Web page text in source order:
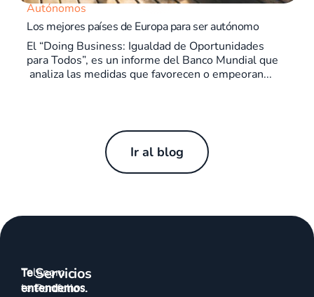
Autónomos
Los mejores países de Europa para ser autónomo
El “Doing Business: Igualdad de Oportunidades
para Todos”, es un informe del Banco Mundial que
analiza las medidas que favorecen o empeoran...
Ir al blog
Talenom
te
Te
entendemos.
Servicios
Portfolio